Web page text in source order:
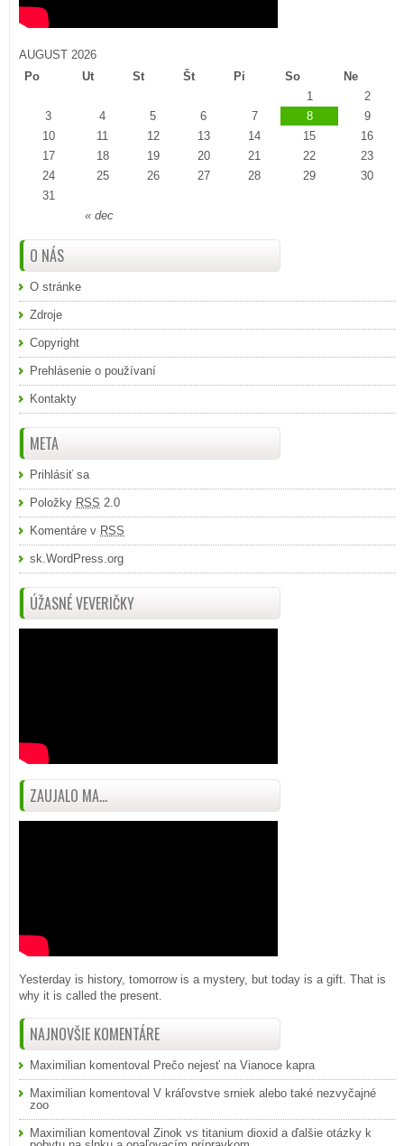
AUGUST 2026
Po
Ut St Št Pi So Ne
« dec
1
2
3
4 5 6 7 8
9
10
11 12 13 14 15
16
17
18 19 20 21 22
23
24
25 26 27 28 29
30
31
O NÁS
O stránke
Zdroje
Copyright
Prehlásenie o používaní
Kontakty
META
Prihlásiť sa
Položky RSS 2.0
Komentáre v RSS
sk.WordPress.org
ÚŽASNÉ VEVERIČKY
ZAUJALO MA...
Yesterday is history, tomorrow is a mystery, but today is a gift. That is
why it is called the present.
NAJNOVŠIE KOMENTÁRE
Maximilian komentoval Prečo nejesť na Vianoce kapra
Maximilian komentoval V kráľovstve srniek alebo také nezvyčajné
zoo
Maximilian komentoval Zinok vs titanium dioxid a ďalšie otázky k